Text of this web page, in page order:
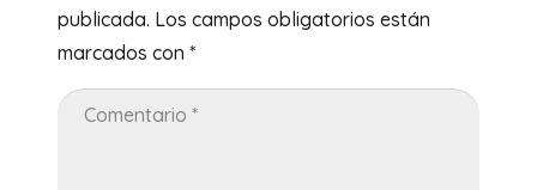
publicada. Los campos obligatorios están
marcados con *